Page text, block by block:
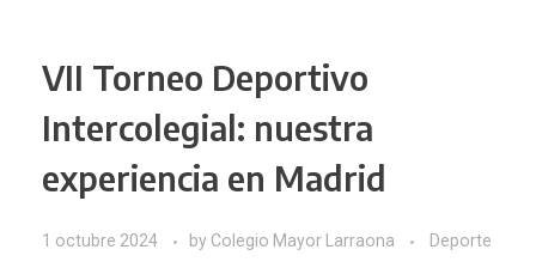
VII Torneo Deportivo
Intercolegial: nuestra
experiencia en Madrid
1 octubre 2024 by Colegio Mayor Larraona Deporte